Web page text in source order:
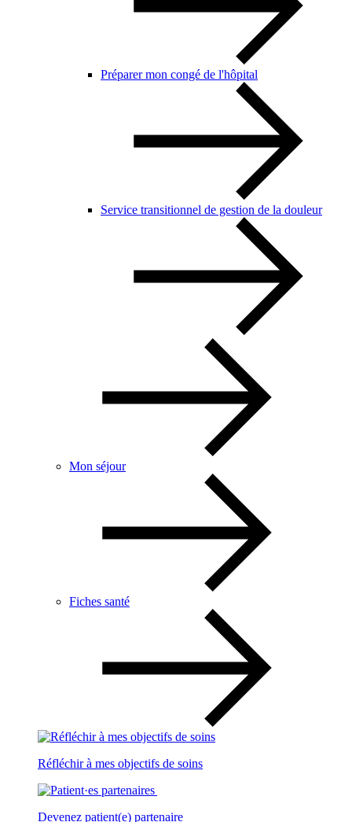
Préparer mon congé de l'hôpital
Service transitionnel de gestion de la douleur
Mon séjour
Fiches santé
Réfléchir à mes objectifs de soins
Devenez patient(e) partenaire